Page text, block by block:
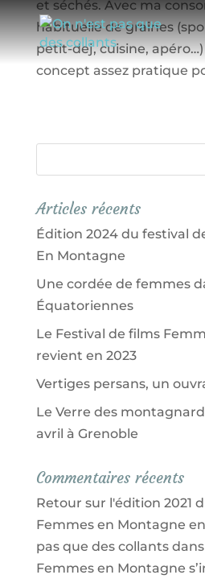
et séchés. Avec ma
habituelle de graines
petit-dej, cuisine,
concept assez pratique
Articles récents
Édition 2024 du festival
En Montagne
Une cordée de femmes
Équatoriennes
Le Festival de films
revient en 2023
Vertiges persans, un
Le Verre des
avril à Grenoble
Commentaires récents
Retour sur l'édition 2021
Femmes en Montagne
pas que des collantsdans
Femmes en Montagne